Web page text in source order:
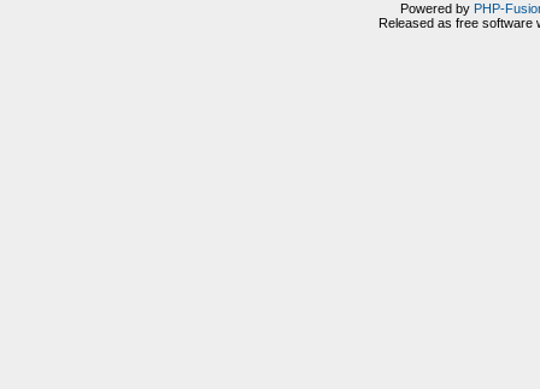
Powered by PHP-
Released as free software